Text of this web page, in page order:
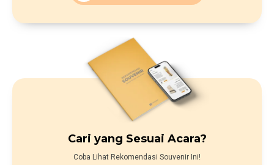
Cari yang Sesuai Acara?
Coba Lihat Rekomendasi Souvenir Ini!